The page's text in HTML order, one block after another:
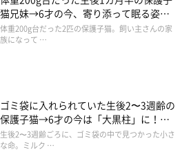
り
猫兄妹→6才の今、寄り添って眠る姿に
ほっこり！
体重200g台だった2匹の保護子猫。飼い主さんの家
族になって …
ゴミ袋に入れられていた生後2〜3週齢の
保護子猫→6才の今は「大黒柱」に！
美しい黒猫に成長した姿にグッとくる
生後2〜3週齢ごろに、ゴミ袋の中で見つかった小さ
な命。ミルク …